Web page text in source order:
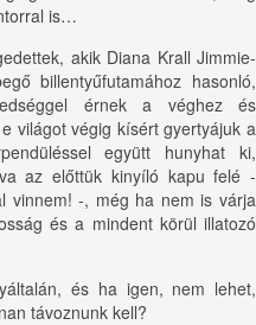
is…
akik Diana Krall Jimmie-
billentyűfutamához hasonló,
érnek a véghez és
világot végig kísért gyertyájuk a
együtt hunyhat ki,
az előttük kinyíló kapu felé -
vinnem! -, még ha nem is várja
és a mindent körül illatozó
és ha igen, nem lehet,
távoznunk kell?